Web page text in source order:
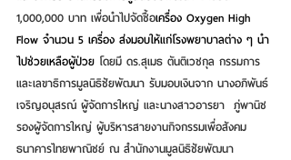
1,000,000 บาท เพื่อนำไปจัดซื้อเครื่อง Oxygen High
Flow จำนวน 5 เครื่อง ส่งมอบให้แก่โรงพยาบาลต่าง ๆ นำ
ไปช่วยเหลือผู้ป่วย โดยมี ดร.สุเมธ ตันติเวชกุล กรรมการ
และเลขาธิการมูลนิธิชัยพัฒนา รับมอบเงินจาก นางอภิพันธ์
เจริญอนุสรณ์ ผู้จัดการใหญ่ และนางสาวอารยา  ภู่พานิช
รองผู้จัดการใหญ่ ผู้บริหารสายงานกิจกรรมเพื่อสังคม
ธนาคารไทยพาณิชย์ ณ สำนักงานมูลนิธิชัยพัฒนา